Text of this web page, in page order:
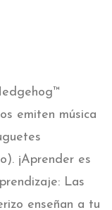
emiten música
¡Aprender es
Las
enseñan a tu